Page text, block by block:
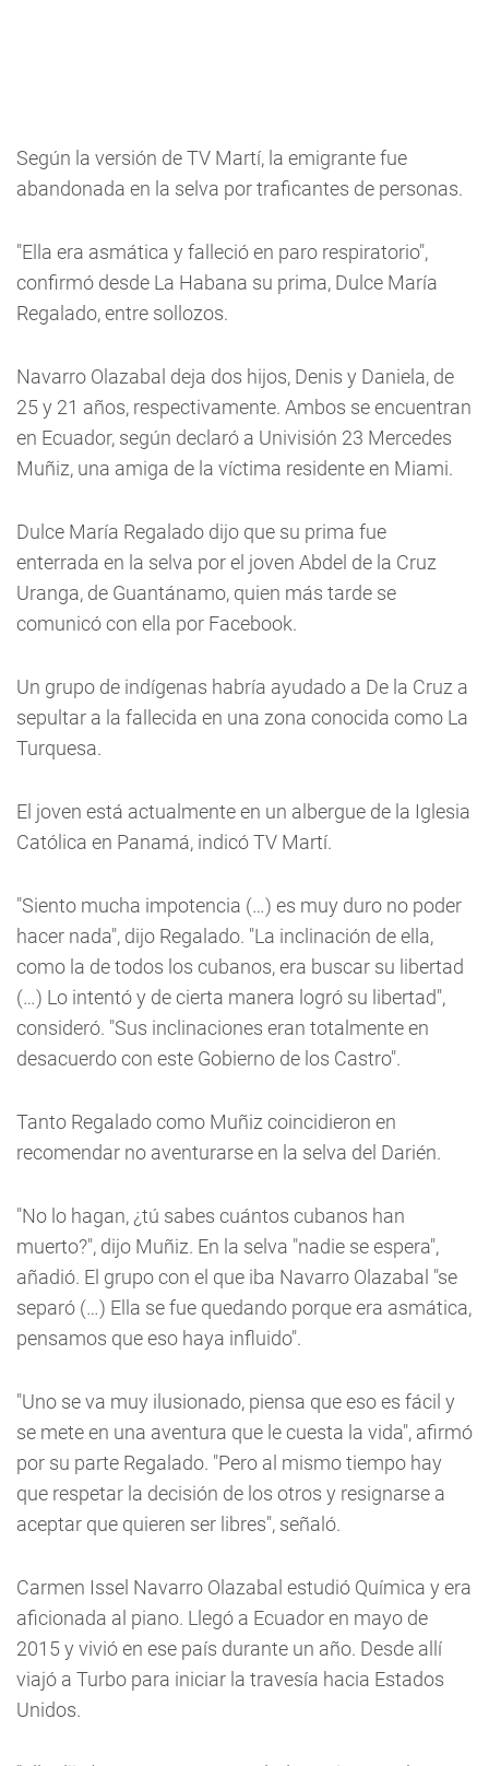
Según la versión de TV Martí, la emigrante fue
abandonada en la selva por traficantes de personas.
"Ella era asmática y falleció en paro respiratorio",
confirmó desde La Habana su prima, Dulce María
Regalado, entre sollozos.
Navarro Olazabal deja dos hijos, Denis y Daniela, de
25 y 21 años, respectivamente. Ambos se encuentran
en Ecuador, según declaró a Univisión 23 Mercedes
Muñiz, una amiga de la víctima residente en Miami.
Dulce María Regalado dijo que su prima fue
enterrada en la selva por el joven Abdel de la Cruz
Uranga, de Guantánamo, quien más tarde se
comunicó con ella por Facebook.
Un grupo de indígenas habría ayudado a De la Cruz a
sepultar a la fallecida en una zona conocida como La
Turquesa.
El joven está actualmente en un albergue de la Iglesia
Católica en Panamá, indicó TV Martí.
"Siento mucha impotencia (…) es muy duro no poder
hacer nada", dijo Regalado. "La inclinación de ella,
como la de todos los cubanos, era buscar su libertad
(…) Lo intentó y de cierta manera logró su libertad",
consideró. "Sus inclinaciones eran totalmente en
desacuerdo con este Gobierno de los Castro".
Tanto Regalado como Muñiz coincidieron en
recomendar no aventurarse en la selva del Darién.
"No lo hagan, ¿tú sabes cuántos cubanos han
muerto?", dijo Muñiz. En la selva "nadie se espera",
añadió. El grupo con el que iba Navarro Olazabal "se
separó (…) Ella se fue quedando porque era asmática,
pensamos que eso haya influido".
"Uno se va muy ilusionado, piensa que eso es fácil y
se mete en una aventura que le cuesta la vida", afirmó
por su parte Regalado. "Pero al mismo tiempo hay
que respetar la decisión de los otros y resignarse a
aceptar que quieren ser libres", señaló.
Carmen Issel Navarro Olazabal estudió Química y era
aficionada al piano. Llegó a Ecuador en mayo de
2015 y vivió en ese país durante un año. Desde allí
viajó a Turbo para iniciar la travesía hacia Estados
Unidos.